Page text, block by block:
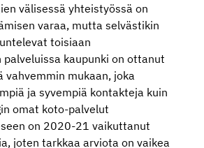
välisessä yhteistyössä on
varaa, mutta selvästikin
toisiaan
kaupunki on ottanut
mukaan, joka
ja syvempiä kontakteja kuin
omat koto-palvelut
on 2020-21 vaikuttanut
joten tarkkaa arviota on vaikea